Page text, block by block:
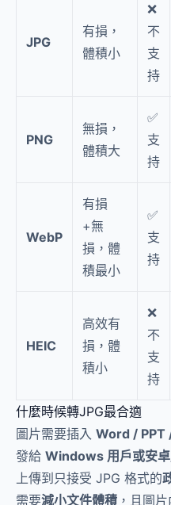
JPG
有損，
體積小
❌
不
支
持
PNG
無損，
體積大
✅
支
持
WebP
有損
+無
損，體
積最小
✅
支
持
HEIC
高效有
損，體
積小
❌
不
支
持
什麼時候轉JPG最合適
圖片需要插入 Word / PPT
發給 Windows 用戶或安卓
上傳到只接受 JPG 格式的
需要減小文件體積 ，且圖